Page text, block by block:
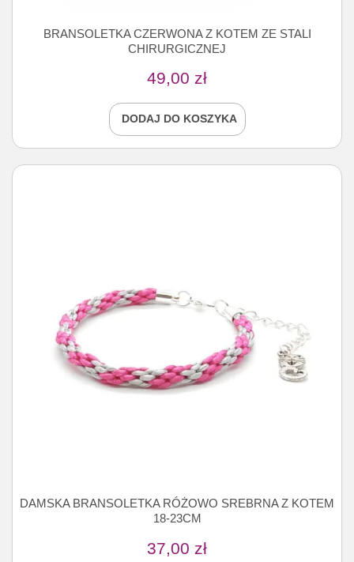
BRANSOLETKA CZERWONA Z KOTEM ZE STALI
CHIRURGICZNEJ
49,00 zł
DODAJ DO KOSZYKA
DAMSKA BRANSOLETKA RÓŻOWO SREBRNA Z KOTEM
18-23CM
37,00 zł